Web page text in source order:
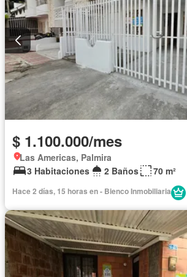
$ 1.100.000/mes
Las Americas, Palmira
3 Habitaciones
2 Baños 70 m²
Hace 2 días, 15 horas en - Bienco Inmobiliaria